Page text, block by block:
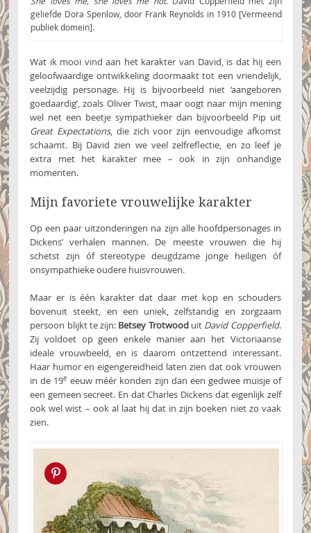
geliefde Dora Spenlow, door Frank Reynolds in 1910 [Vermeend
publiek domein].
Wat ik mooi vind aan het karakter van David, is dat hij een
geloofwaardige ontwikkeling doormaakt tot een vriendelijk,
veelzijdig personage. Hij is bijvoorbeeld niet ‘aangeboren
goedaardig’, zoals Oliver Twist, maar oogt naar mijn mening
wel net een beetje sympathieker dan bijvoorbeeld Pip uit
Great Expectations, die zich voor zijn eenvoudige afkomst
schaamt. Bij David zien we veel zelfreflectie, en zo leef je
extra met het karakter mee – ook in zijn onhandige
momenten.
Mijn favoriete vrouwelijke karakter
Op een paar uitzonderingen na zijn alle hoofdpersonages in
Dickens’ verhalen mannen. De meeste vrouwen die hij
schetst zijn óf stereotype deugdzame jonge heiligen óf
onsympathieke oudere huisvrouwen.
Maar er is één karakter dat daar met kop en schouders
bovenuit steekt, en een uniek, zelfstandig en zorgzaam
persoon blijkt te zijn: Betsey Trotwooduit David Copperfield.
Zij voldoet op geen enkele manier aan het Victoriaanse
ideale vrouwbeeld, en is daarom ontzettend interessant.
Haar humor en eigengereidheid laten zien dat ook vrouwen
in de 19e eeuw méér konden zijn dan een gedwee muisje of
een gemeen secreet. En dat Charles Dickens dat eigenlijk zelf
ook wel wist – ook al laat hij dat in zijn boeken niet zo vaak
zien.
Pin this!